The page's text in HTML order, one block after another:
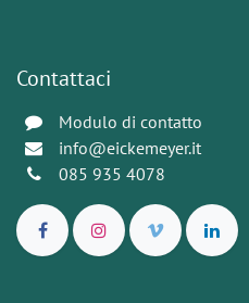
Contattaci
Modulo di contatto
info@eickemeyer.it
085 935 4078